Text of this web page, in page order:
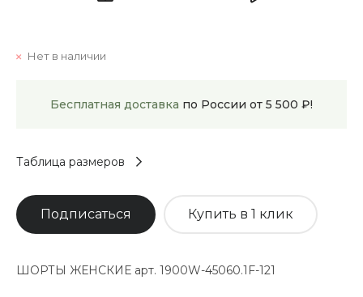
Нет в наличии
Бесплатная доставка по России от 5 500 ₽!
Таблица размеров
Подписаться Купить в 1 клик
ШОРТЫ ЖЕНСКИЕ арт. 1900W-45060.1F-121